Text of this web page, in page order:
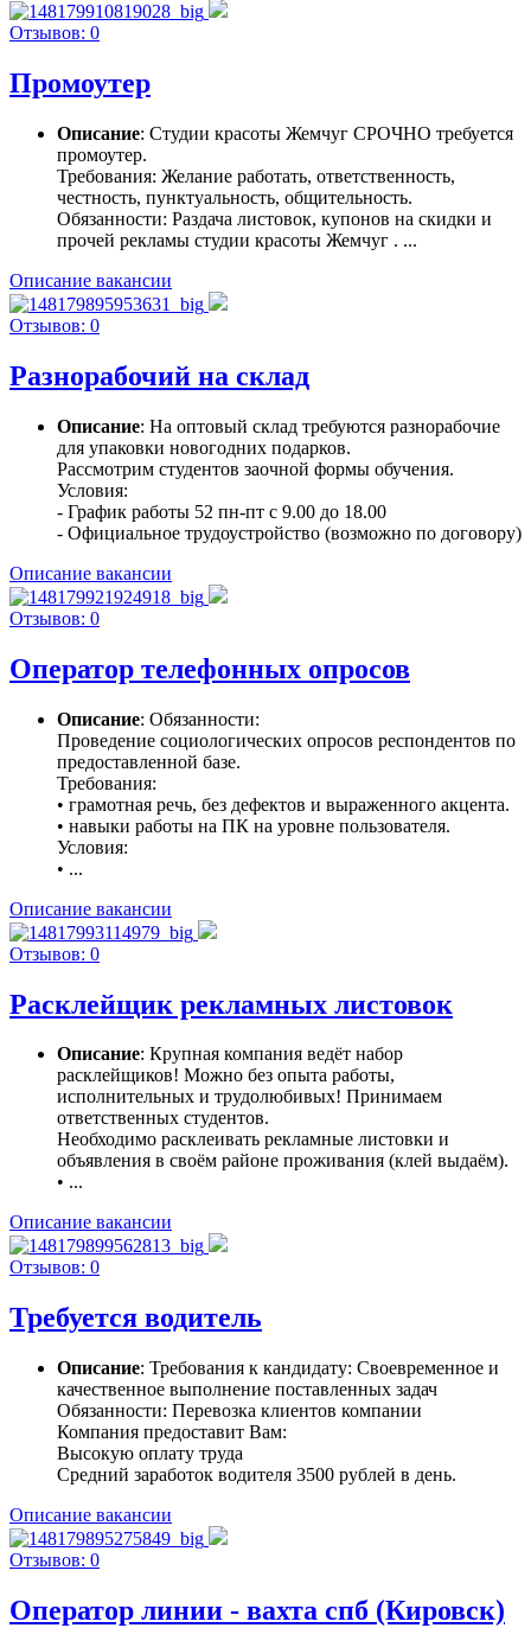
Отзывов: 0
Промоутер
Описание: Студии красоты Жемчуг СРОЧНО требуется
промоутер.
Требования: Желание работать, ответственность,
честность, пунктуальность, общительность.
Обязанности: Раздача листовок, купонов на скидки и
прочей рекламы студии красоты Жемчуг . ...
Описание вакансии
Отзывов: 0
Разнорабочий на склад
Описание: На оптовый склад требуются разнорабочие
для упаковки новогодних подарков.
Рассмотрим студентов заочной формы обучения.
Условия:
- График работы 52 пн-пт с 9.00 до 18.00
- Официальное трудоустройство (возможно по договору)
Описание вакансии
Отзывов: 0
Оператор телефонных опросов
Описание: Обязанности:
Проведение социологических опросов респондентов по
предоставленной базе.
Требования:
• грамотная речь, без дефектов и выраженного акцента.
• навыки работы на ПК на уровне пользователя.
Условия:
• ...
Описание вакансии
Отзывов: 0
Расклейщик рекламных листовок
Описание: Крупная компания ведёт набор
расклейщиков! Можно без опыта работы,
исполнительных и трудолюбивых! Принимаем
ответственных студентов.
Необходимо расклеивать рекламные листовки и
объявления в своём районе проживания (клей выдаём).
• ...
Описание вакансии
Отзывов: 0
Требуется водитель
Описание: Требования к кандидату: Своевременное и
качественное выполнение поставленных задач
Обязанности: Перевозка клиентов компании
Компания предоставит Вам:
Высокую оплату труда
Средний заработок водителя 3500 рублей в день.
Описание вакансии
Отзывов: 0
Оператор линии - вахта спб (Кировск)